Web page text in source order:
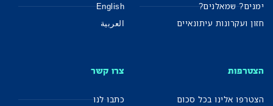
ימנים? שמאלנים?
חזון ועקרונות עיתונאיים
English
العربية
הצטרפות
הצטרפו אלינו בכל סכום
צרו קשר
כתבו לנו